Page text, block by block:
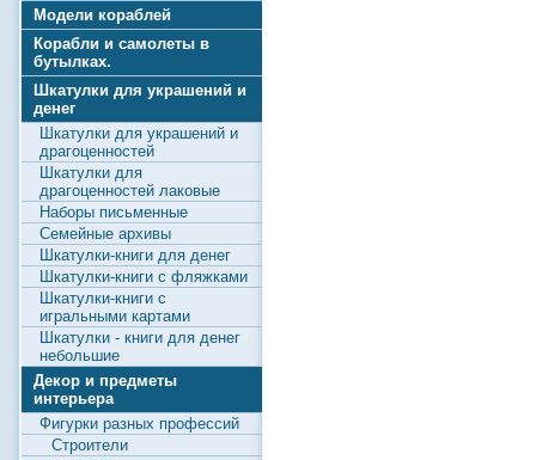
Модели кораблей
Корабли и самолеты в
бутылках.
Шкатулки для украшений и
денег
Шкатулки для украшений и
драгоценностей
Шкатулки для
драгоценностей лаковые
Наборы письменные
Семейные архивы
Шкатулки-книги для денег
Шкатулки-книги с фляжками
Шкатулки-книги с
игральными картами
Шкатулки - книги для денег
небольшие
Декор и предметы
интерьера
Фигурки разных профессий
Строители